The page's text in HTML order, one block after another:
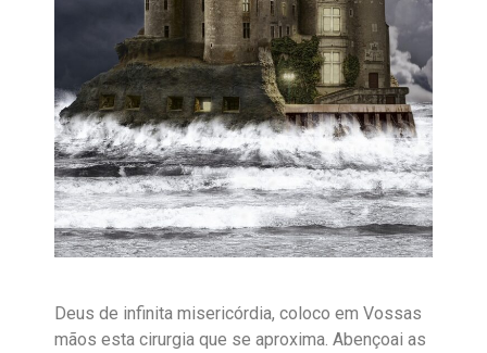
Deus de infinita misericórdia, coloco em Vossas
mãos esta cirurgia que se aproxima. Abençoai as